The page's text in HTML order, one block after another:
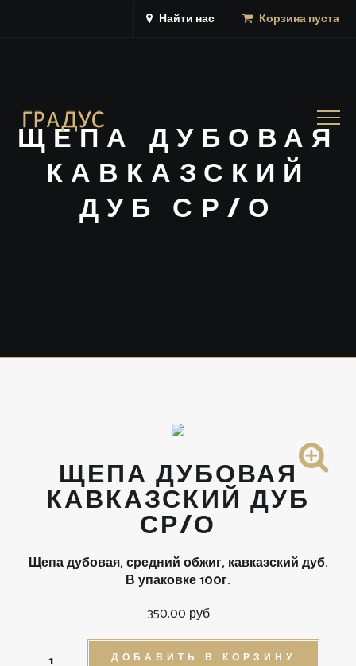
Найти нас Корзина пуста
ЩЕПА ДУБОВАЯ
КАВКАЗСКИЙ
ДУБ СР/О
ЩЕПА ДУБОВАЯ
КАВКАЗСКИЙ ДУБ
СР/О
Щепа дубовая, средний обжиг, кавказский дуб.
В упаковке 100г.
350.00 руб
ДОБАВИТЬ В КОРЗИНУ